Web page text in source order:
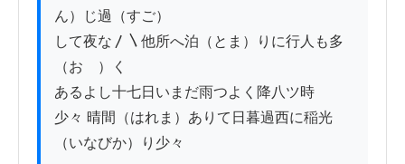
ん）じ過（すご）
して夜な〳〵他所へ泊（とま）りに行人も多
（おゝ）く
あるよし十七日いまだ雨つよく降八ツ時
少々 晴間（はれま）ありて日暮過西に稲光
（いなびか）り少々